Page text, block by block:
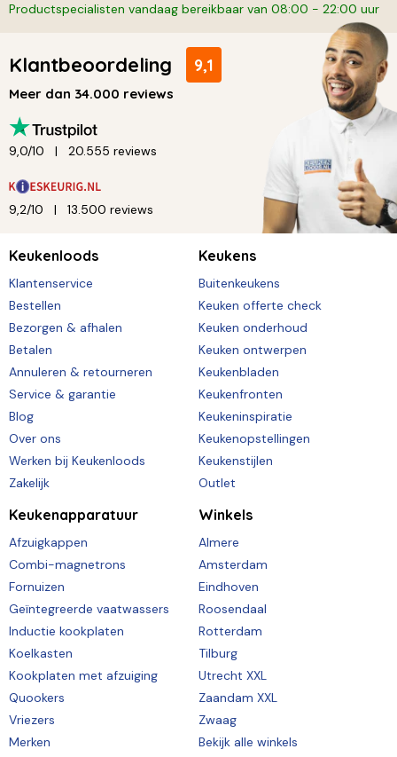
Productspecialisten vandaag bereikbaar van 08:00 - 22:00 uur
Klantbeoordeling 9,1
Meer dan 34.000 reviews
9,0/10 20.555 reviews
9,2/10 13.500 reviews
Keukenloods
Klantenservice
Bestellen
Bezorgen & afhalen
Betalen
Annuleren & retourneren
Service & garantie
Blog
Over ons
Werken bij Keukenloods
Zakelijk
Keukens
Buitenkeukens
Keuken offerte check
Keuken onderhoud
Keuken ontwerpen
Keukenbladen
Keukenfronten
Keukeninspiratie
Keukenopstellingen
Keukenstijlen
Outlet
Keukenapparatuur
Afzuigkappen
Combi-magnetrons
Fornuizen
Geïntegreerde vaatwassers
Inductie kookplaten
Koelkasten
Kookplaten met afzuiging
Quookers
Vriezers
Merken
Winkels
Almere
Amsterdam
Eindhoven
Roosendaal
Rotterdam
Tilburg
Utrecht XXL
Zaandam XXL
Zwaag
Bekijk alle winkels